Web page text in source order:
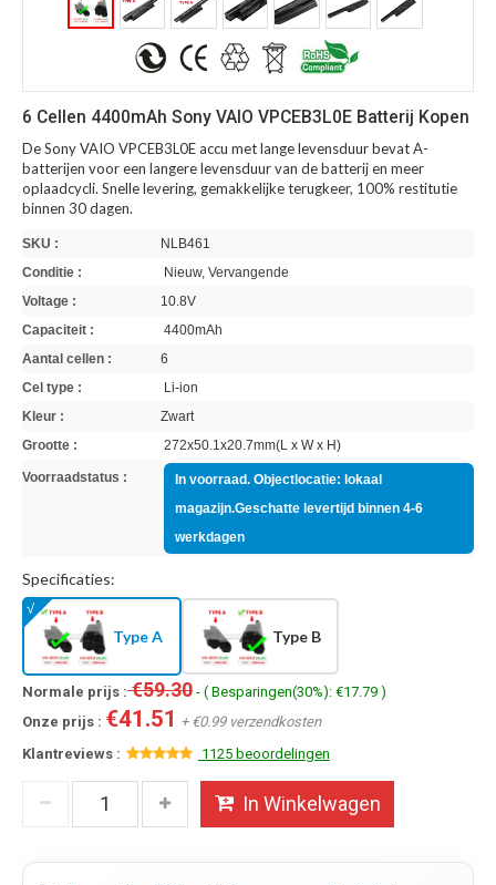
6 Cellen 4400mAh Sony VAIO VPCEB3L0E Batterij Kopen
De Sony VAIO VPCEB3L0E accu met lange levensduur bevat A-
batterijen voor een langere levensduur van de batterij en meer
oplaadcycli. Snelle levering, gemakkelijke terugkeer, 100% restitutie
binnen 30 dagen.
SKU :
NLB461
Conditie :
Nieuw, Vervangende
Voltage :
10.8V
Capaciteit :
4400mAh
Aantal cellen :
6
Cel type :
Li-ion
Kleur :
Zwart
Grootte :
272x50.1x20.7mm(L x W x H)
Voorraadstatus :
In voorraad. Objectlocatie: lokaal
magazijn.Geschatte levertijd binnen 4-6
werkdagen
Specificaties:
Type A Type B
Normale prijs :€59.30 - ( Besparingen(30%): €17.79 )
Onze prijs : €41.51 + €0.99 verzendkosten
Klantreviews :
1125 beoordelingen
In Winkelwagen